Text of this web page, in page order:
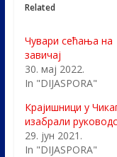
Related
Чувари сећања на
завичај
30. мај 2022.
In "DIJASPORA"
Крајишници у
изабрали
29. јун 2021.
In "DIJASPORA"